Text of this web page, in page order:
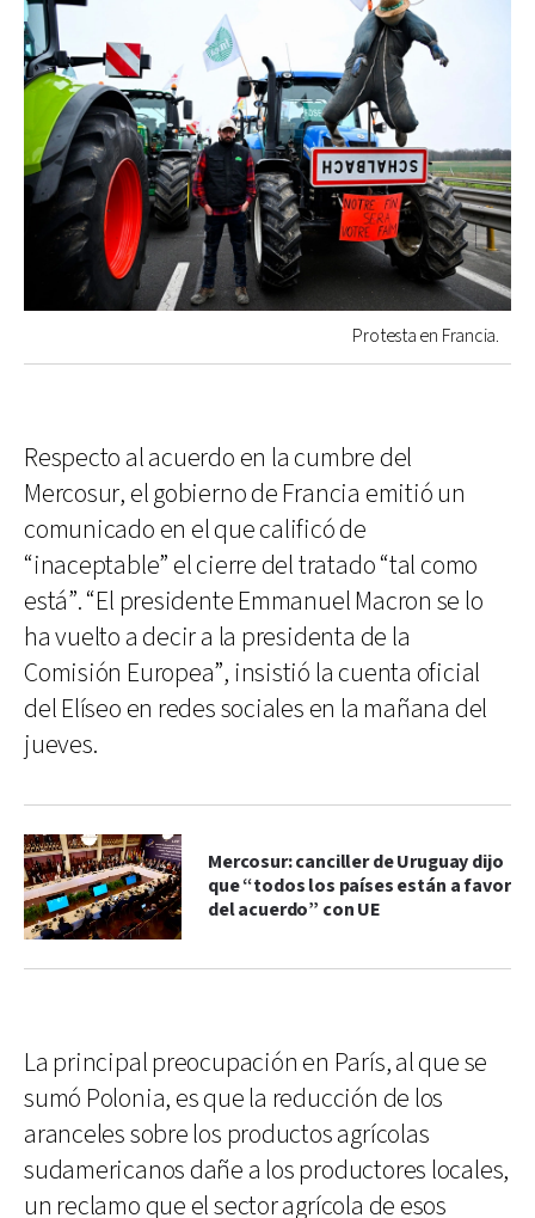
Protesta en Francia.
Respecto al acuerdo en la cumbre del
Mercosur, el gobierno de Francia emitió un
comunicado en el que calificó de
“inaceptable” el cierre del tratado “tal como
está”. “El presidente Emmanuel Macron se lo
ha vuelto a decir a la presidenta de la
Comisión Europea”, insistió la cuenta oficial
del Elíseo en redes sociales en la mañana del
jueves.
Mercosur: canciller de Uruguay dijo
que “todos los países están a favor
del acuerdo” con UE
La principal preocupación en París, al que se
sumó Polonia, es que la reducción de los
aranceles sobre los productos agrícolas
sudamericanos dañe a los productores locales,
un reclamo que el sector agrícola de esos